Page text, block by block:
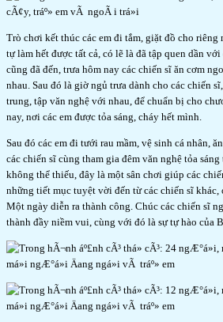
Trò chơi kết thúc các em đi tắm, giặt đồ cho riêng
tự làm hết được tất cả, có lẽ là đã tập quen dần
cũng đã đến, trưa hôm nay các chiến sĩ ăn cơm
nhau. Sau đó là giờ ngủ trưa dành cho các chiến
trung, tập văn nghệ với nhau, để chuẩn bị cho
nay, nơi các em được tỏa sáng, cháy hết mình.
Sau đó các em đi tưới rau mầm, vệ sinh cá nhân,
các chiến sĩ cùng tham gia đêm văn nghệ tỏa
không thể thiếu, đây là một sân chơi giúp các
những tiết mục tuyệt vời đến từ các chiến sĩ khác,
Một ngày diễn ra thành công. Chúc các chiến sĩ
thành đầy niềm vui, cùng với đó là sự tự hào của